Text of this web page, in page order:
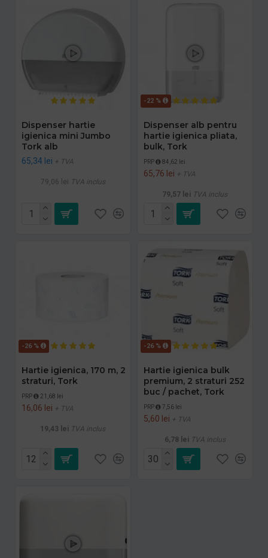
Dispenser hartie
igienica mini Jumbo
Tork alb
65,34 lei + TVA
79,06 lei TVA inclus
-22 %
Dispenser alb pentru
hartie igienica pliata,
bulk, Tork
PRP 84,62 lei
65,76 lei + TVA
79,57 lei TVA inclus
-26 %
Hartie igienica, 170 m, 2
straturi, Tork
PRP 21,68 lei
16,06 lei + TVA
19,43 lei TVA inclus
-26 %
Hartie igienica bulk
premium, 2 straturi 252
buc / pachet, Tork
PRP 7,56 lei
5,60 lei + TVA
6,78 lei TVA inclus